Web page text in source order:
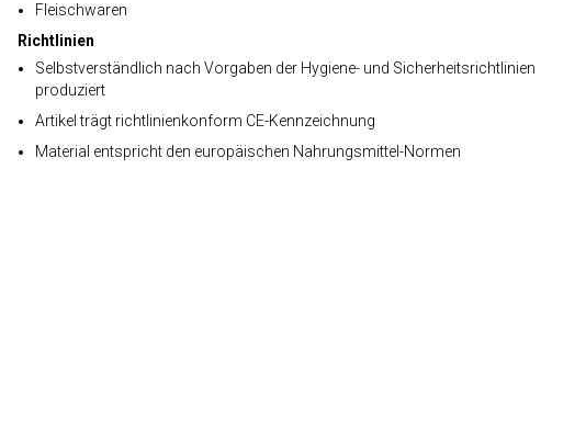
Fleischwaren
Richtlinien
Selbstverständlich nach Vorgaben der Hygiene- und Sicherheitsrichtlinien
produziert
Artikel trägt richtlinienkonform CE-Kennzeichnung
Material entspricht den europäischen Nahrungsmittel-Normen